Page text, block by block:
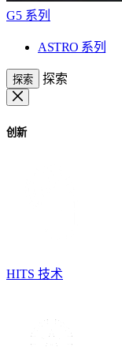
G5 系列
ASTRO 系列
探索 探索
创新
HITS 技术